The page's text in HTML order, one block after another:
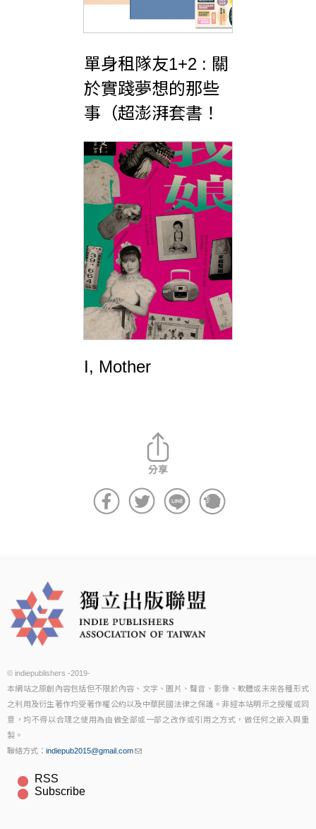
單身租隊友1+2 : 關
於實踐夢想的那些
事（超澎湃套書！
I, Mother
© indiepublishers -2019-
本網站之原創內容包括但不限於內容、文字、圖片、聲音、影像、軟體或未來各種形式
之利用及衍生著作均受著作權公約以及中華民國法律之保護。非經本站明示之授權或同
意，均不得以合理之使用為由做全部或一部之改作或引用之方式，做任何之嵌入與重
製。
聯絡方式： indiepub2015@gmail.com
RSS
Subscribe